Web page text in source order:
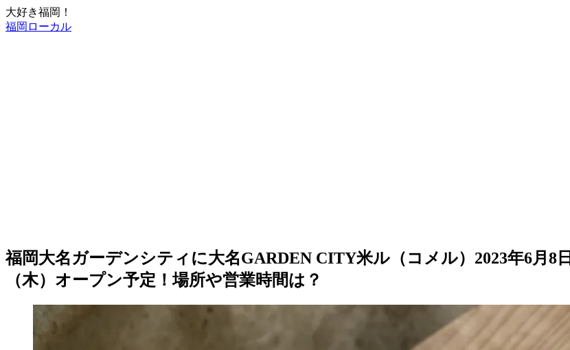
大好き福岡！
福岡ローカル
福岡大名ガーデンシティに大名GARDEN CITY米ル（コメル）2023年6月8日
（木）オープン予定！場所や営業時間は？